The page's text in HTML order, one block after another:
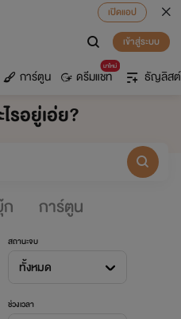
เปิดแอป
เข้าสู่ระบบ
การ์ตูน
มาใหม่
ดรีมแชท ธัญลิสต์
รอยู่เอ่ย?
การ์ตูน
สถานะจบ
ทั้งหมด
ช่วงเวลา